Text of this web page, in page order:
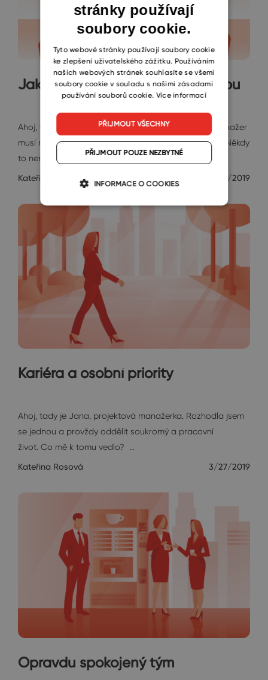
Jak je důležité míti zpětnou vazbu
Ahoj, tady je Jana, projektová manažerka. Dobrý manažer
musí mimo jiné umět dávat vhodnou zpětnou vazbu. Někdy
to není snadné!…
Kateřina Rosová 5/3/2019
Kariéra a osobní priority
Ahoj, tady je Jana, projektová manažerka. Rozhodla jsem
se jednou a provždy oddělit soukromý a pracovní
život. Co mě k tomu vedlo? …
Kateřina Rosová 3/27/2019
Opravdu spokojený tým
ENGLISH
CZECH
SLOVAK
stránky používají
soubory cookie.
Tyto webové stránky používají soubory cookie
ke zlepšení uživatelského zážitku. Používáním
našich webových stránek souhlasíte se všemi
soubory cookie v souladu s našimi zásadami
používání souborů cookie. Více informací
PŘIJMOUT VŠECHNY
PŘIJMOUT POUZE NEZBYTNÉ
INFORMACE O COOKIES